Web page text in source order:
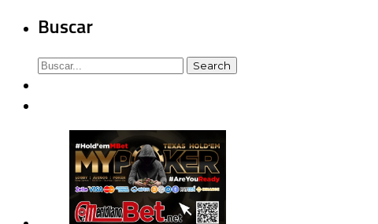
Buscar